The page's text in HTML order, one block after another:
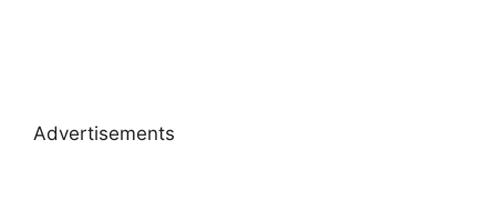
Advertisements